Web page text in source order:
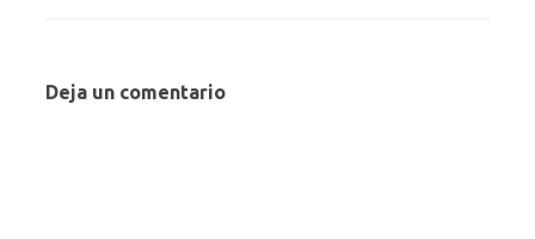
Deja un comentario